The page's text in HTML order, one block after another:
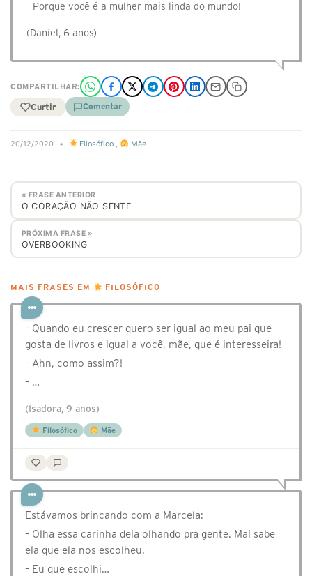
- Porque você é a mulher mais linda do mundo!
(Daniel, 6 anos)
COMPARTILHAR:
Curtir Comentar
20/12/2020 • Filosófico , Mãe
« FRASE ANTERIOR
O CORAÇÃO NÃO SENTE
PRÓXIMA FRASE »
OVERBOOKING
MAIS FRASES EM FILOSÓFICO
– Quando eu crescer quero ser igual ao meu pai que
gosta de livros e igual a você, mãe, que é interesseira!
– Ahn, como assim?!
– …
(Isadora, 9 anos)
Filosófico Mãe
Estávamos brincando com a Marcela:
– Olha essa carinha dela olhando pra gente. Mal sabe
ela que ela nos escolheu.
– Eu que escolhi…